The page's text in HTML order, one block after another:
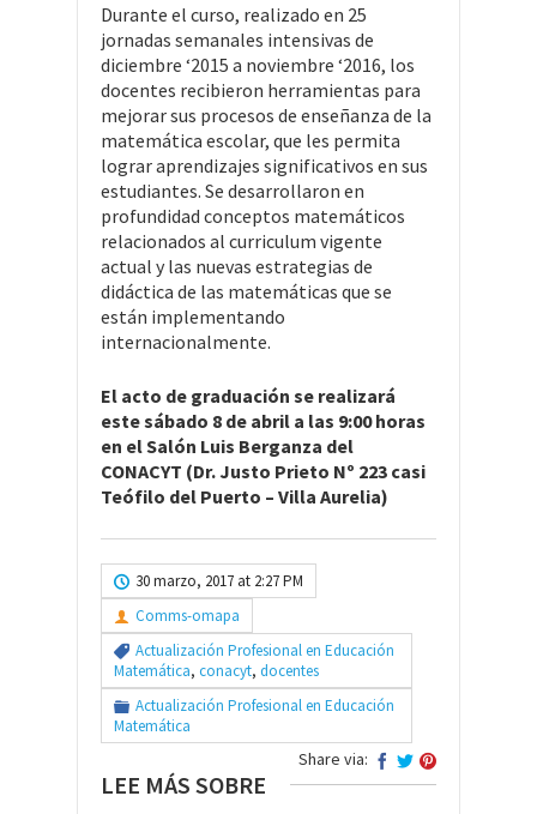
Durante el curso, realizado en 25
jornadas semanales intensivas de
diciembre ‘2015 a noviembre ‘2016, los
docentes recibieron herramientas para
mejorar sus procesos de enseñanza de la
matemática escolar, que les permita
lograr aprendizajes significativos en sus
estudiantes. Se desarrollaron en
profundidad conceptos matemáticos
relacionados al curriculum vigente
actual y las nuevas estrategias de
didáctica de las matemáticas que se
están implementando
internacionalmente.
El acto de graduación se realizará
este sábado 8 de abril a las 9:00 horas
en el Salón Luis Berganza del
CONACYT (Dr. Justo Prieto Nº 223 casi
Teófilo del Puerto – Villa Aurelia)
30 marzo, 2017 at 2:27 PM
Comms-omapa
Actualización Profesional en Educación
Matemática, conacyt, docentes
Actualización Profesional en Educación
Matemática
Share via:
LEE MÁS SOBRE